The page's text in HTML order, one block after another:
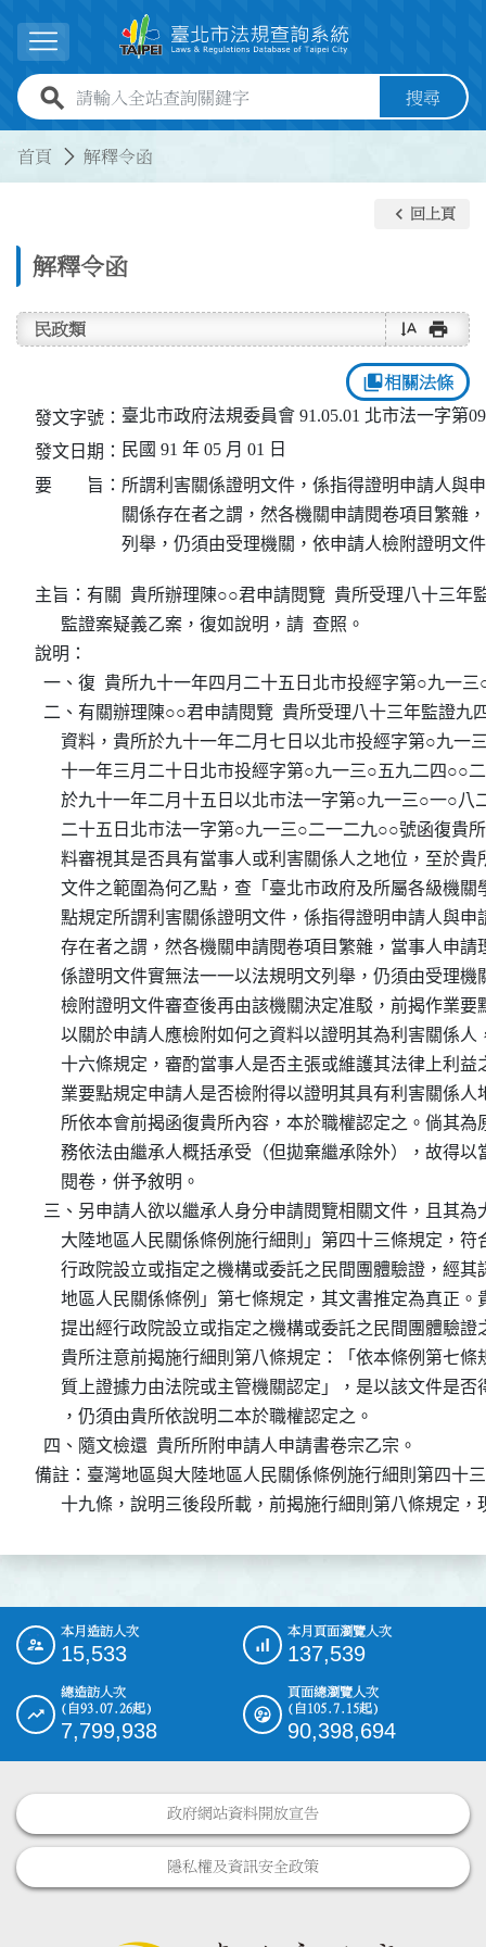
展開選單
全站查詢關鍵字欄位 搜尋
首頁 解釋令函
解釋令函
keyboard_arrow_left 回上頁
民政類 text_rotate_vertical print
collections_bookmark相關法條
發文字號： 臺北市政府法規委員會 91.05.01 北市法一字第
發文日期： 民國 91 年 05 月 01 日
要 旨： 所謂利害關係證明文件，係指得證明申請人與
關係存在者之謂，然各機關申請閱卷項目繁雜
列舉，仍須由受理機關，依申請人檢附證明文
主旨：有關  貴所辦理陳○○君申請閱覽  貴所受理八十三年
      監證案疑義乙案，復如說明，請  查照。
說明：
一、復  貴所九十一年四月二十五日北市投經字第○九一
二、有關辦理陳○○君申請閱覽  貴所受理八十三年監證九
資料，貴所於九十一年二月七日以北市投經字第○九
十一年三月二十日北市投經字第○九一三○五九二四○○
於九十一年二月十五日以北市法一字第○九一三○一○
二十五日北市法一字第○九一三○二一二九○○號函復貴
料審視其是否具有當事人或利害關係人之地位，至於
文件之範圍為何乙點，查「臺北市政府及所屬各級機
點規定所謂利害關係證明文件，係指得證明申請人與
存在者之謂，然各機關申請閱卷項目繁雜，當事人申
係證明文件實無法一一以法規明文列舉，仍須由受理
檢附證明文件審查後再由該機關決定准駁，前揭作業
以關於申請人應檢附如何之資料以證明其為利害關係
十六條規定，審酌當事人是否主張或維護其法律上利
業要點規定申請人是否檢附得以證明其具有利害關係
所依本會前揭函復貴所內容，本於職權認定之。倘其
務依法由繼承人概括承受（但拋棄繼承除外），故得
      閱卷，併予敘明。
三、另申請人欲以繼承人身分申請閱覽相關文件，且其
大陸地區人民關係條例施行細則」第四十三條規定，
行政院設立或指定之機構或委託之民間團體驗證，經
地區人民關係條例」第七條規定，其文書推定為真正
提出經行政院設立或指定之機構或委託之民間團體驗
貴所注意前揭施行細則第八條規定：「依本條例第七
質上證據力由法院或主管機關認定」，是以該文件是
      ，仍須由貴所依說明二本於職權認定之。
  四、隨文檢還  貴所所附申請人申請書卷宗乙宗。
備註：臺灣地區與大陸地區人民關係條例施行細則第四十
十九條，說明三後段所載，前揭施行細則第八條規定
::: 本月造訪人次
15,533
本月頁面瀏覽人次
137,539
總造訪人次
(自93.07.26起)
7,799,938
頁面總瀏覽人次
(自105.7.15起)
90,398,694
政府網站資料開放宣告
隱私權及資訊安全政策